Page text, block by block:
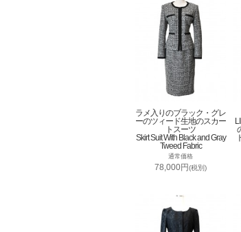
ラメ入りのブラック・グレ
ーのツィード生地のスカー
トスーツ
Skirt Suit With Black and Gray
Tweed Fabric
通常価格
78,000円(税別)